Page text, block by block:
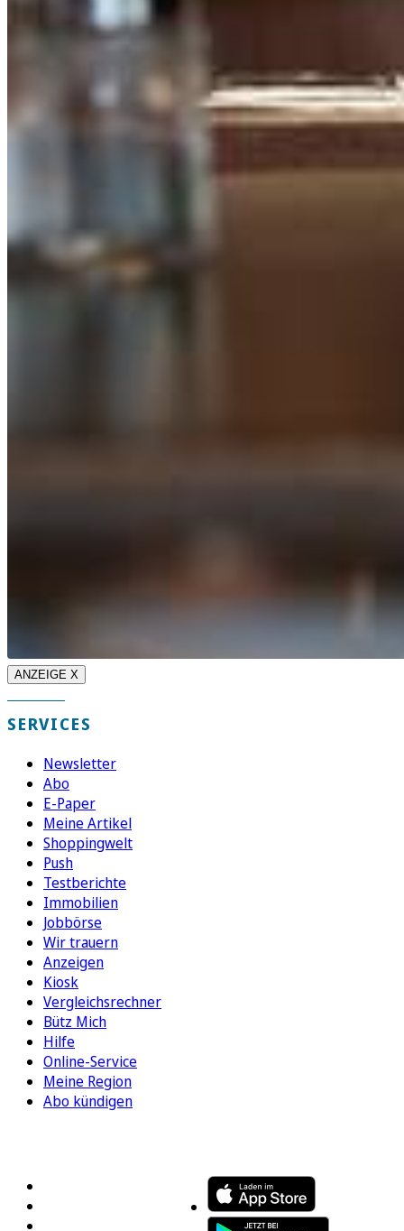
ANZEIGE X
SERVICES
Newsletter
Abo
E-Paper
Meine Artikel
Shoppingwelt
Push
Testberichte
Immobilien
Jobbörse
Wir trauern
Anzeigen
Kiosk
Vergleichsrechner
Bütz Mich
Hilfe
Online-Service
Meine Region
Abo kündigen